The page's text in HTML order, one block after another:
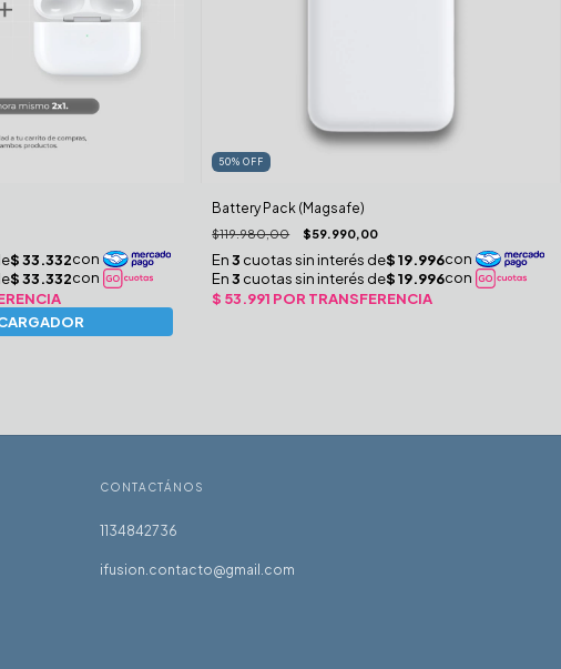
50%OFF
Battery Pack (Magsafe)
$119.980,00 $59.990,00
CONTACTÁNOS
1134842736
ifusion.contacto@gmail.com